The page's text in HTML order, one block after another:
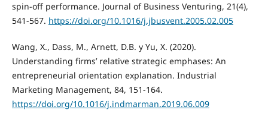
spin-off performance. Journal of Business Venturing, 21(4),
541-567. https://doi.org/10.1016/j.jbusvent.2005.02.005
Wang, X., Dass, M., Arnett, D.B. y Yu, X. (2020).
Understanding firms’ relative strategic emphases: An
entrepreneurial orientation explanation. Industrial
Marketing Management, 84, 151-164.
https://doi.org/10.1016/j.indmarman.2019.06.009